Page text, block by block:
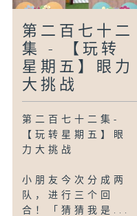
第二百七十二
集 - 【玩转
星期五】眼力
大挑战
第二百七十二集-
【玩转星期五】眼
力大挑战
小朋友今次分成两
队，进行三个回
合！「猜猜我是...